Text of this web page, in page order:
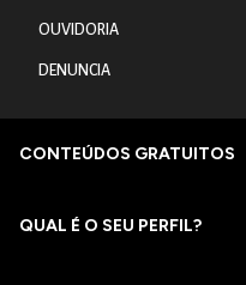
OUVIDORIA
DENUNCIA
CONTEÚDOS GRATUITOS
QUAL É O SEU PERFIL?